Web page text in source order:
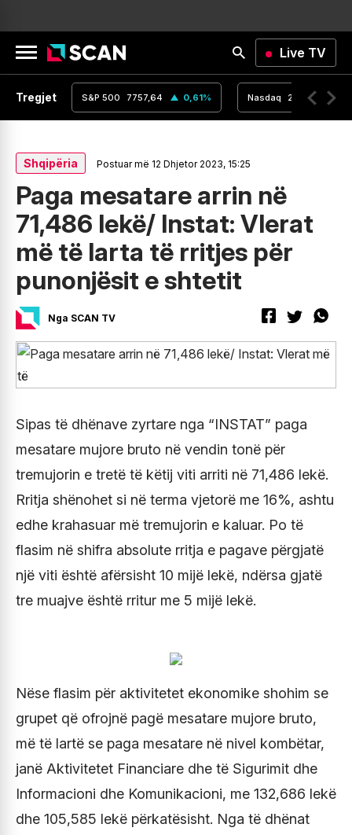
Live TV
Tregjet
0% S&P 500 7757,64 0,61% Nasdaq 26690,62
Shqipëria Postuar më 12 Dhjetor 2023, 15:25
Paga mesatare arrin në
71,486 lekë/ Instat: Vlerat
më të larta të rritjes për
punonjësit e shtetit
Nga SCAN TV
Sipas të dhënave zyrtare nga “INSTAT” paga
mesatare mujore bruto në vendin tonë për
tremujorin e tretë të këtij viti arriti në 71,486 lekë.
Rritja shënohet si në terma vjetorë me 16%, ashtu
edhe krahasuar më tremujorin e kaluar. Po të
flasim në shifra absolute rritja e pagave përgjatë
një viti është afërsisht 10 mijë lekë, ndërsa gjatë
tre muajve është rritur me 5 mijë lekë.
Nëse flasim për aktivitetet ekonomike shohim se
grupet që ofrojnë pagë mesatare mujore bruto,
më të lartë se paga mesatare në nivel kombëtar,
janë Aktivitetet Financiare dhe të Sigurimit dhe
Informacioni dhe Komunikacioni, me 132,686 lekë
dhe 105,585 lekë përkatësisht. Nga të dhënat